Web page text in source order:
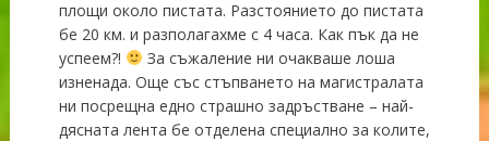
площи около пистата. Разстоянието до пистата
бе 20 км. и разполагахме с 4 часа. Как пък да не
успеем?!
За съжаление ни очакваше лоша
изненада. Още със стъпването на магистралата
ни посрещна едно страшно задръстване – най-
дясната лента бе отделена специално за колите,